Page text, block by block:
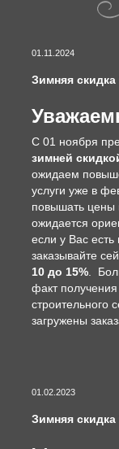
01.11.2024
Зимняя скидка
С 01 ноября
зимней
ожидаем
услуги уже в
повышать цены
ожидается
если у Вас
заказывайте
10 до 15% .
факт
строительного
загружены
01.02.2023
Зимняя скидка